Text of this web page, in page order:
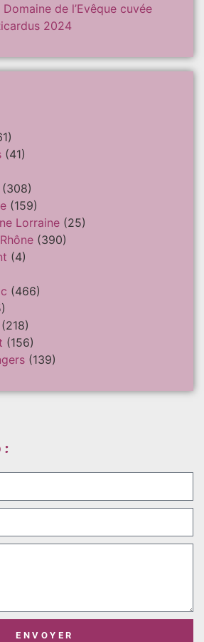
de l’Evêque cuvée
2024
(41)
(308)
(159)
Lorraine (25)
(390)
(4)
(466)
(218)
(156)
(139)
:
ENVOYER